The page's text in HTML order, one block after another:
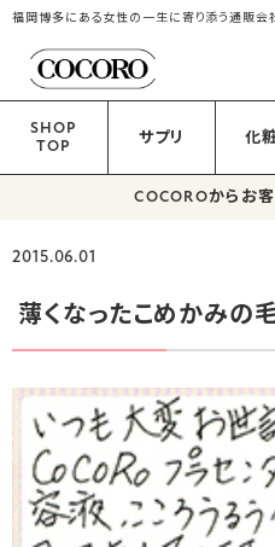
福岡博多にある女性の一生に寄り添う通販会
SHOP
TOP
サプリ 化
COCOROからお
2015.06.01
薄くなったこめかみの